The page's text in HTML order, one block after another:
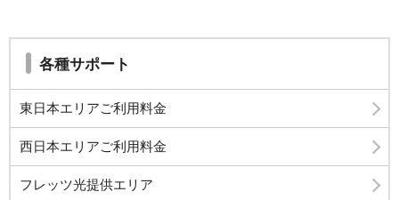
各種サポート
東日本エリアご利用料金
西日本エリアご利用料金
フレッツ光提供エリア